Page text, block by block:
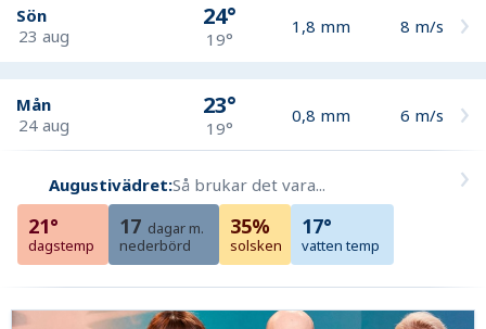
Sön
23 aug
24°
19°
1,8 mm 8 m/s
Mån
24 aug
23°
19°
0,8 mm 6 m/s
Augustivädret:Så brukar det vara...
21°
dagstemp
17 dagar m.
nederbörd
35%
solsken
17°
vatten temp